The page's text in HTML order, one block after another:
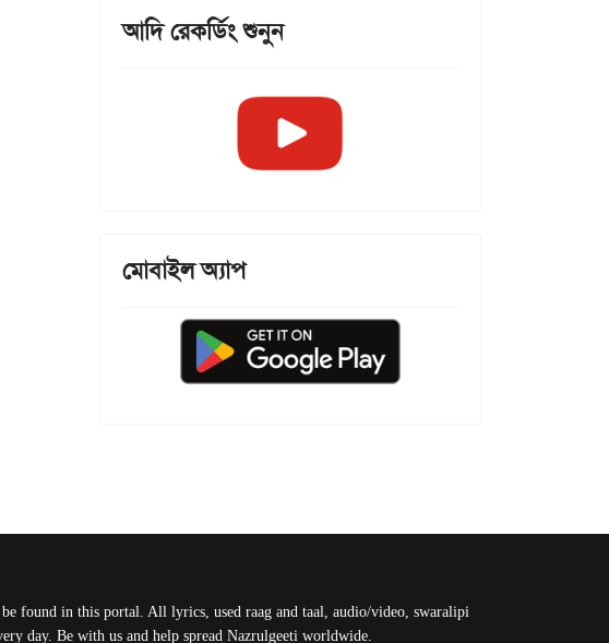
আদি রেকর্ডিং শুনুন
মোবাইল অ্যাপ
found in this portal. All lyrics, used raag and taal, audio/video, swaralipi
day. Be with us and help spread Nazrulgeeti worldwide.